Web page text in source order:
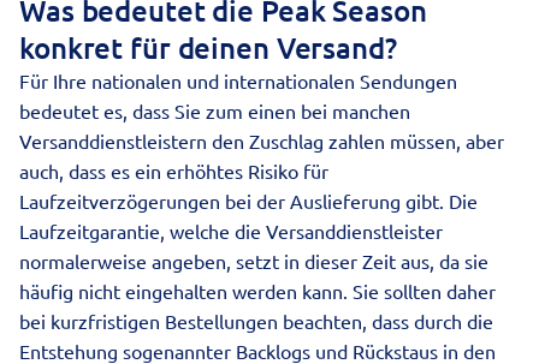
Was bedeutet die Peak Season
konkret für deinen Versand?
Für Ihre nationalen und internationalen Sendungen
bedeutet es, dass Sie zum einen bei manchen
Versanddienstleistern den Zuschlag zahlen müssen, aber
auch, dass es ein erhöhtes Risiko für
Laufzeitverzögerungen bei der Auslieferung gibt. Die
Laufzeitgarantie, welche die Versanddienstleister
normalerweise angeben, setzt in dieser Zeit aus, da sie
häufig nicht eingehalten werden kann. Sie sollten daher
bei kurzfristigen Bestellungen beachten, dass durch die
Entstehung sogenannter Backlogs und Rückstaus in den